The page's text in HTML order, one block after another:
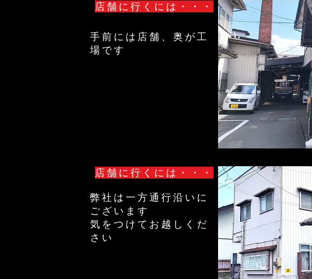
店舗に行くには・・・
手前には店舗、奥が工
場です
店舗に行くには・・・
弊社は一方通行沿いに
ございます
​気をつけてお越しくだ
さい